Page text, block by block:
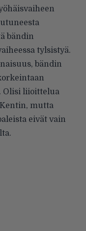
bändin
tylsistyä.
bändin
Olisi liioittelua
mutta
eivät vain